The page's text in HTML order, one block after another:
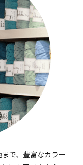
で、豊富なカラー